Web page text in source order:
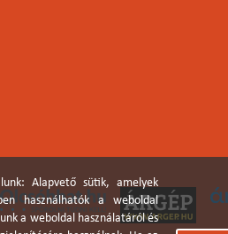
Alapvető sütik, amelyek
használhatók a weboldal
a weboldal használatáról és